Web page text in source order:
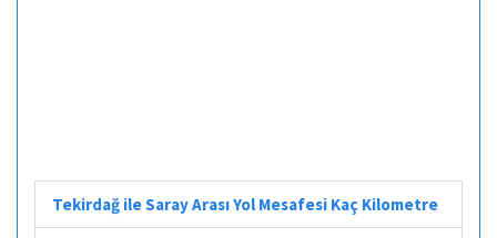
Tekirdağ ile Saray Arası Yol Mesafesi Kaç Kilometre